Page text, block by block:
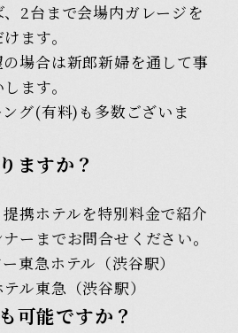
2台まで会場内ガレージを
ます。
場合は新郎新婦を通して事
ます。
グ(有料)も多数ございま
ますか？
携ホテルを特別料金で紹介
ーまでお問合せください。
東急ホテル（渋谷駅）
ル東急（渋谷駅）
可能ですか？